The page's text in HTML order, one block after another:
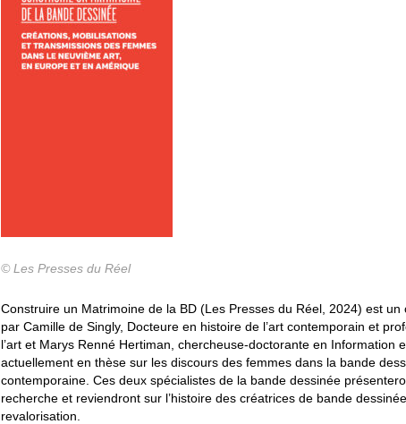
© Les Presses du Réel
Construire un Matrimoine de la BD (Les Presses du Réel, 2024) est un
par Camille de Singly, Docteure en histoire de l’art contemporain et
l’art et Marys Renné Hertiman, chercheuse-doctorante en Information
actuellement en thèse sur les discours des femmes dans la bande
contemporaine. Ces deux spécialistes de la bande dessinée
recherche et reviendront sur l’histoire des créatrices de bande
revalorisation.